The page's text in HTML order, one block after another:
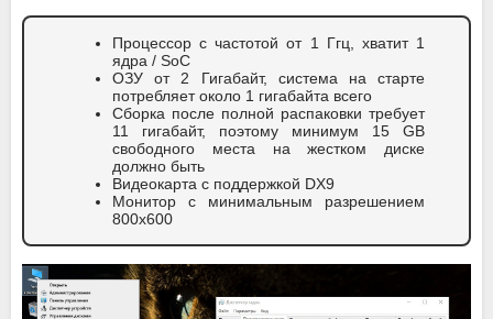
Процессор с частотой от 1 Ггц, хватит 1
ядра / SoC
ОЗУ от 2 Гигабайт, система на старте
потребляет около 1 гигабайта всего
Сборка после полной распаковки требует
11 гигабайт, поэтому минимум 15 GB
свободного места на жестком диске
должно быть
Видеокарта с поддержкой DX9
Монитор с минимальным разрешением
800x600